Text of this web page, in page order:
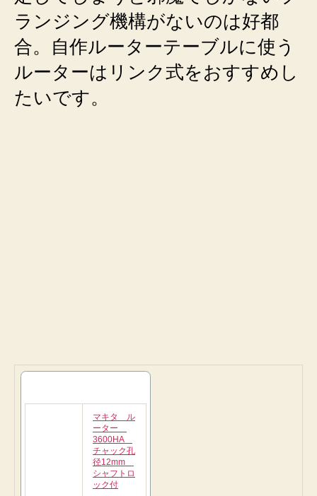
ランジング機構がないのは好都
合。自作ルーターテーブルに使う
ルーターはリンク式をおすすめし
たいです。
マキタ ル
ーター
3600HA
チャック孔
径12mm
シャフトロ
ック付